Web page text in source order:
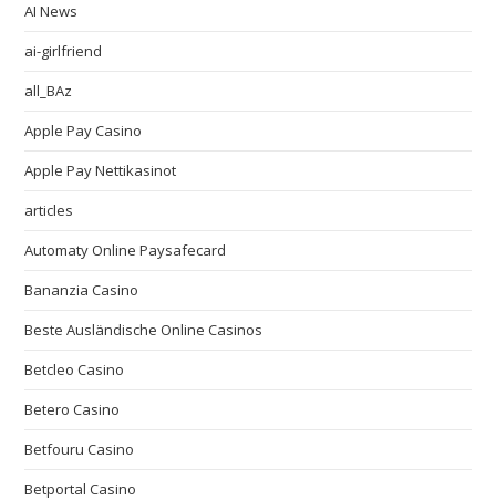
AI News
ai-girlfriend
all_BAz
Apple Pay Casino
Apple Pay Nettikasinot
articles
Automaty Online Paysafecard
Bananzia Casino
Beste Ausländische Online Casinos
Betcleo Casino
Betero Casino
Betfouru Casino
Betportal Casino